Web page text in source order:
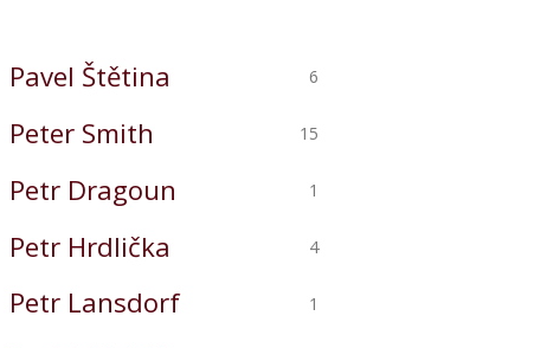
Pavel Štětina 6
Peter Smith 15
Petr Dragoun 1
Petr Hrdlička 4
Petr Lansdorf 1